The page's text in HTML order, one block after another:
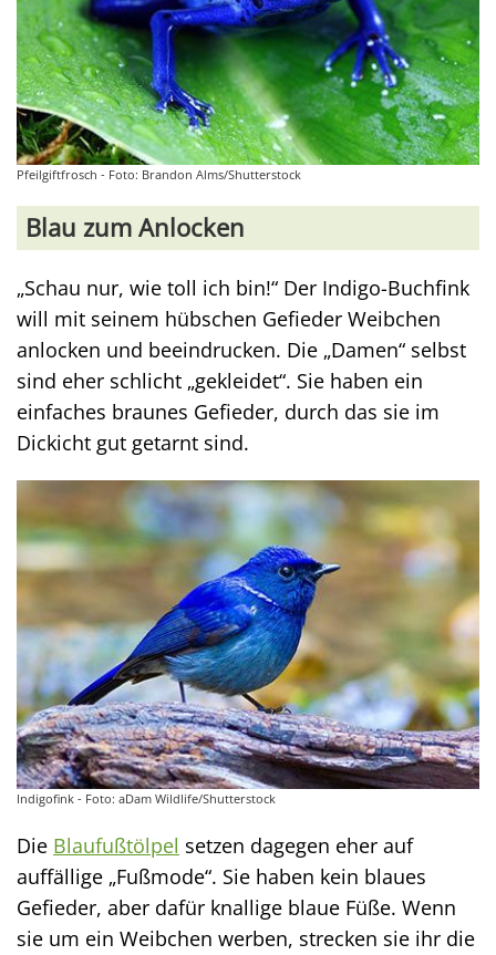
Pfeilgiftfrosch - Foto: Brandon Alms/Shutterstock
Blau zum Anlocken
„Schau nur, wie toll ich bin!“ Der Indigo-Buchfink
will mit seinem hübschen Gefieder Weibchen
anlocken und beeindrucken. Die „Damen“ selbst
sind eher schlicht „gekleidet“. Sie haben ein
einfaches braunes Gefieder, durch das sie im
Dickicht gut getarnt sind.
Indigofink - Foto: aDam Wildlife/Shutterstock
Die Blaufußtölpel setzen dagegen eher auf
auffällige „Fußmode“. Sie haben kein blaues
Gefieder, aber dafür knallige blaue Füße. Wenn
sie um ein Weibchen werben, strecken sie ihr die